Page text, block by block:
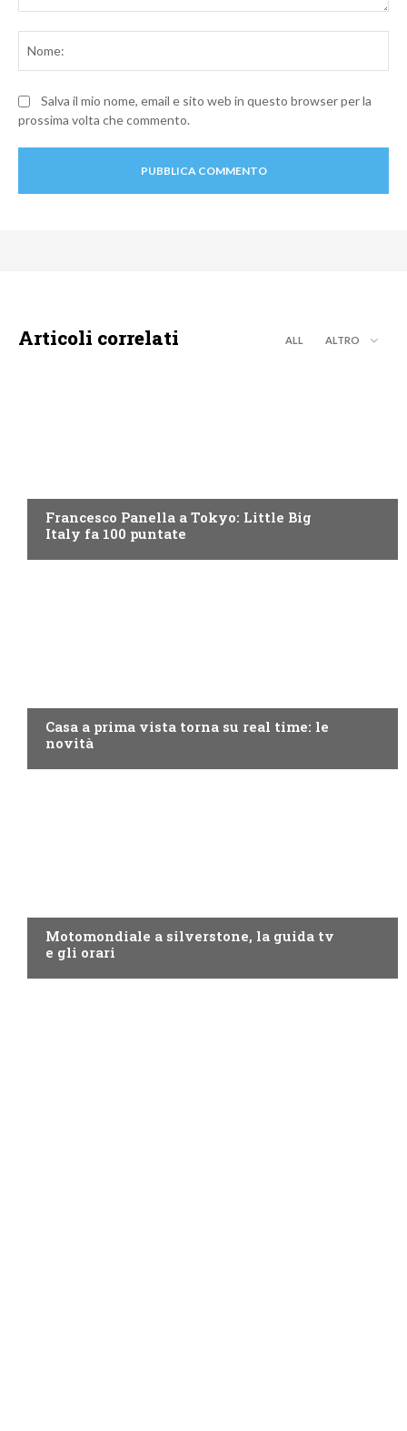
Salva il mio nome, email e sito web in questo browser per la
prossima volta che commento.
Articoli correlati ALL ALTRO
Francesco Panella a Tokyo: Little Big
Italy fa 100 puntate
Casa a prima vista torna su real time: le
novità
Motomondiale a silverstone, la guida tv
e gli orari